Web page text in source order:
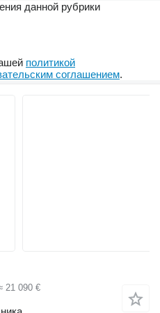
данной рубрики
политикой
соглашением.
21 090 €